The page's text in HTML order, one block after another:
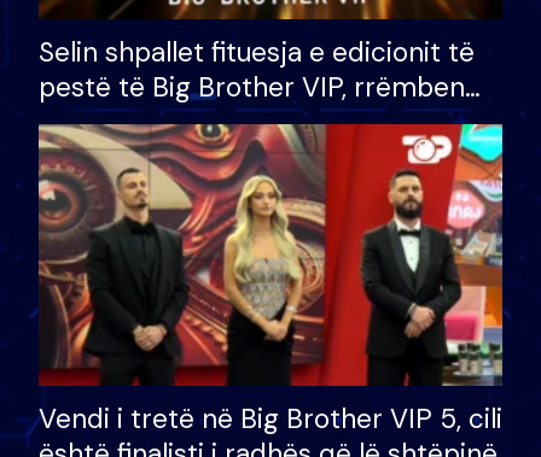
Selin shpallet fituesja e edicionit të
pestë të Big Brother VIP, rrëmben
çmimin e madh prej 100 mijë eurosh
Vendi i tretë në Big Brother VIP 5, cili